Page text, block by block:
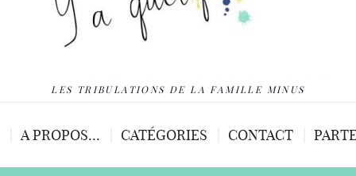
LES TRIBULATIONS DE LA FAMILLE MINUS
A PROPOS… CATÉGORIES CONTACT